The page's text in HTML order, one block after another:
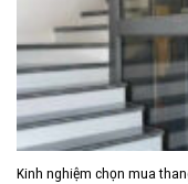
Kinh nghiệm chọn mua